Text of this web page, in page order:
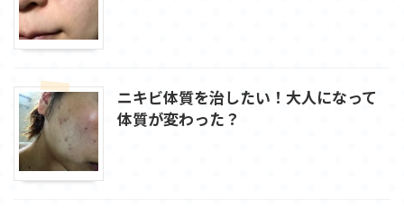
ニキビ体質を治したい！大人になって
体質が変わった？